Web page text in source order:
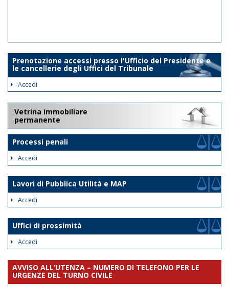
1/1
Prenotazione accessi presso l'Ufficio del Presidente e
le cancellerie degli Uffici del Tribunale
Accedi
Vetrina immobiliare
permanente
Processi penali
Accedi
Lavori di Pubblica Utilità e MAP
Accedi
Uffici di prossimità
Accedi
AVVISO ALL’UTENZA – NUMERO DI TELEFONO PER LE
URGENZE DEL TURNO CIVILE